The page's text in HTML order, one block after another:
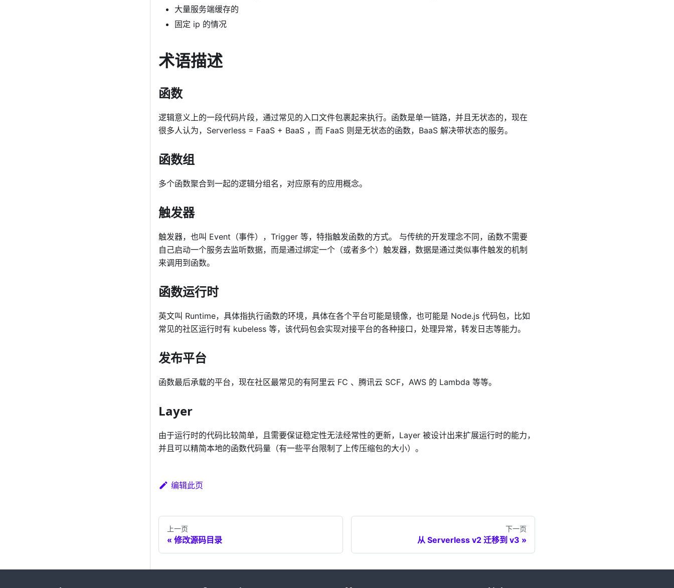
大量服务端缓存的
固定 ip 的情况
术语描述
函数
逻辑意义上的一段代码片段，通过常见的入口文件包裹起来执行。函数是单一链路，并且无状态的，现在
很多人认为，Serverless = FaaS + BaaS ，而 FaaS 则是无状态的函数，BaaS 解决带状态的服务。
函数组
多个函数聚合到一起的逻辑分组名，对应原有的应用概念。
触发器
触发器，也叫 Event（事件），Trigger 等，特指触发函数的方式。 与传统的开发理念不同，函数不需要
自己启动一个服务去监听数据，而是通过绑定一个（或者多个）触发器，数据是通过类似事件触发的机制
来调用到函数。
函数运行时
英文叫 Runtime，具体指执行函数的环境，具体在各个平台可能是镜像，也可能是 Node.js 代码包，比如
常见的社区运行时有 kubeless 等，该代码包会实现对接平台的各种接口，处理异常，转发日志等能力。
发布平台
函数最后承载的平台，现在社区最常见的有阿里云 FC 、腾讯云 SCF，AWS 的 Lambda 等等。
Layer
由于运行时的代码比较简单，且需要保证稳定性无法经常性的更新，Layer 被设计出来扩展运行时的能力，
并且可以精简本地的函数代码量（有一些平台限制了上传压缩包的大小）。
编辑此页
上一页
修改源码目录
下一页
从 Serverless v2 迁移到 v3